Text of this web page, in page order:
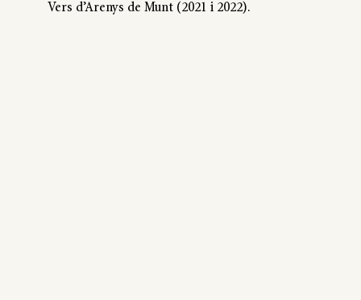
Vers d’Arenys de Munt (2021 i 2022).